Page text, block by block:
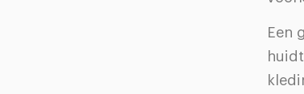
Een